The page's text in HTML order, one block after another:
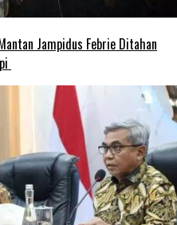
Jampidus Febrie Ditahan